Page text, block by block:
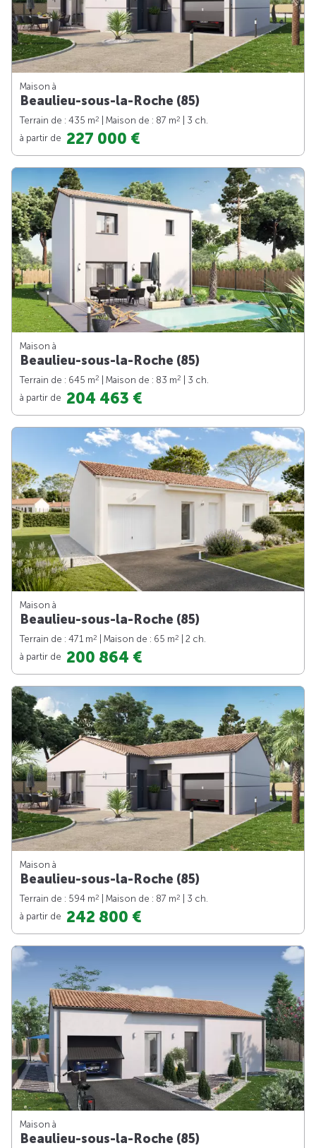
Maison à
Beaulieu-sous-la-Roche (85)
Terrain de : 435 m2 | Maison de : 87 m2
| 3 ch.
à partir de 227 000 €
Maison à
Beaulieu-sous-la-Roche (85)
Terrain de : 645 m2 | Maison de : 83 m2
| 3 ch.
à partir de 204 463 €
Maison à
Beaulieu-sous-la-Roche (85)
Terrain de : 471 m2 | Maison de : 65 m2
| 2 ch.
à partir de 200 864 €
Maison à
Beaulieu-sous-la-Roche (85)
Terrain de : 594 m2 | Maison de : 87 m2
| 3 ch.
à partir de 242 800 €
Maison à
Beaulieu-sous-la-Roche (85)